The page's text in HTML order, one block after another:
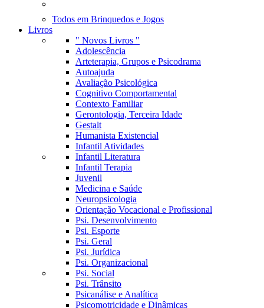
Todos em Brinquedos e Jogos
Livros
" Novos Livros "
Adolescência
Arteterapia, Grupos e Psicodrama
Autoajuda
Avaliação Psicológica
Cognitivo Comportamental
Contexto Familiar
Gerontologia, Terceira Idade
Gestalt
Humanista Existencial
Infantil Atividades
Infantil Literatura
Infantil Terapia
Juvenil
Medicina e Saúde
Neuropsicologia
Orientação Vocacional e Profissional
Psi. Desenvolvimento
Psi. Esporte
Psi. Geral
Psi. Jurídica
Psi. Organizacional
Psi. Social
Psi. Trânsito
Psicanálise e Analítica
Psicomotricidade e Dinâmicas